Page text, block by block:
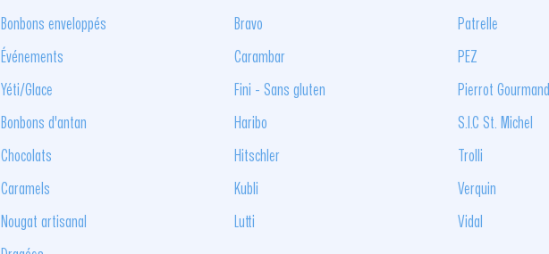
Bonbons enveloppés
Événements
Yéti/Glace
Bonbons d'antan
Chocolats
Caramels
Nougat artisanal
Bravo
Carambar
Fini - Sans gluten
Haribo
Hitschler
Kubli
Lutti
Patrelle
PEZ
Pierrot Gourmand
S.I.C St. Michel
Trolli
Verquin
Vidal